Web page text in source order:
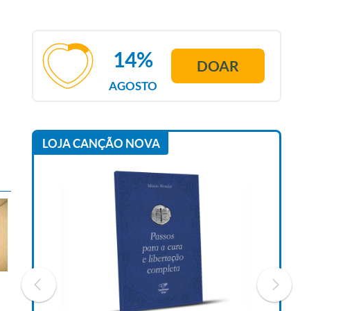
AGOSTO
14% DOAR
LOJA CANÇÃO NOVA